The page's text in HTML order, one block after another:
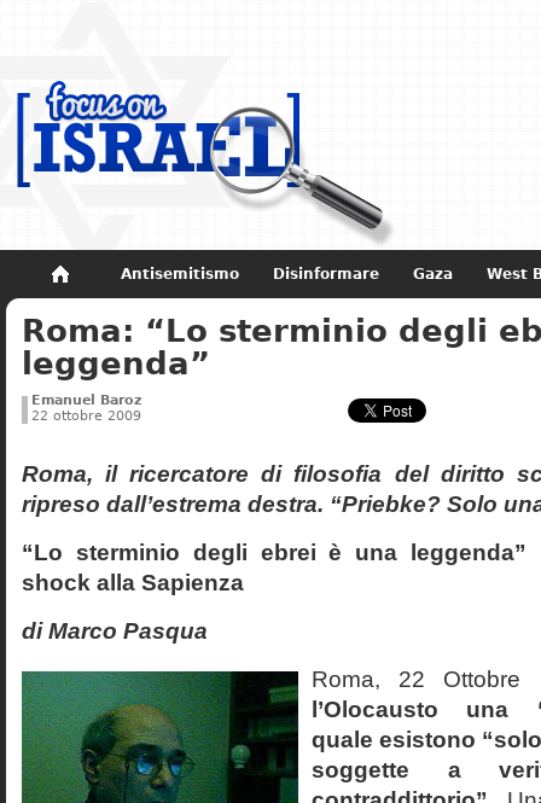
Antisemitismo Disinformare Gaza West
Non dimenticare Storia di Israele
Roma: “Lo sterminio degli
leggenda”
Emanuel Baroz
22 ottobre 2009
Roma, il ricercatore di filosofia del diritto
ripreso dall’estrema destra. “Priebke? Solo
“Lo sterminio degli ebrei è una leggenda”
shock alla Sapienza
di Marco Pasqua
Roma, 22
l’Olocausto una
quale esistono
soggette a